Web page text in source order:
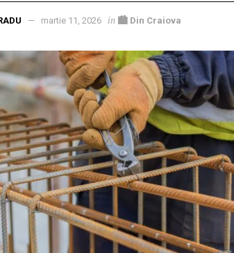
martie 11, 2026 in 🏙 Din Craiova